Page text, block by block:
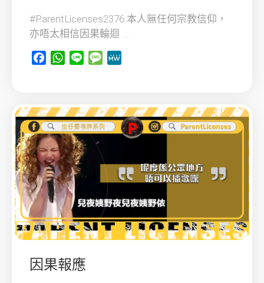
#ParentLicenses2376 本人無任何宗教信仰，
亦唔太相信因果輪迴 ...
FacebookWhatsApp
Line Message
因果報應